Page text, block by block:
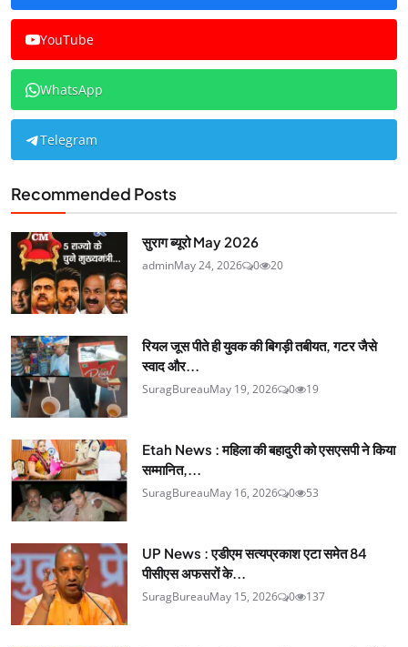
YouTube
WhatsApp
Telegram
Recommended Posts
सुराग ब्यूरो May 2026
adminMay 24, 2026 0 20
रियल जूस पीते ही युवक की बिगड़ी तबीयत, गटर जैसे
स्वाद और...
SuragBureauMay 19, 2026 0 19
Etah News : महिला की बहादुरी को एसएसपी ने किया
सम्मानित,...
SuragBureauMay 16, 2026 0 53
UP News : एडीएम सत्यप्रकाश एटा समेत 84
पीसीएस अफसरों के...
SuragBureauMay 15, 2026 0 137